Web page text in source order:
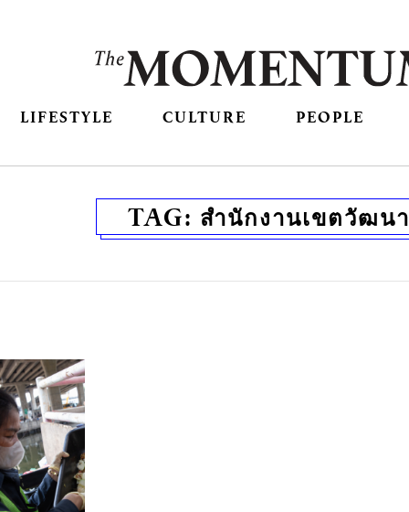
LIFESTYLE CULTURE PEOPLE
TAG: สำนักงานเขตวัฒนา